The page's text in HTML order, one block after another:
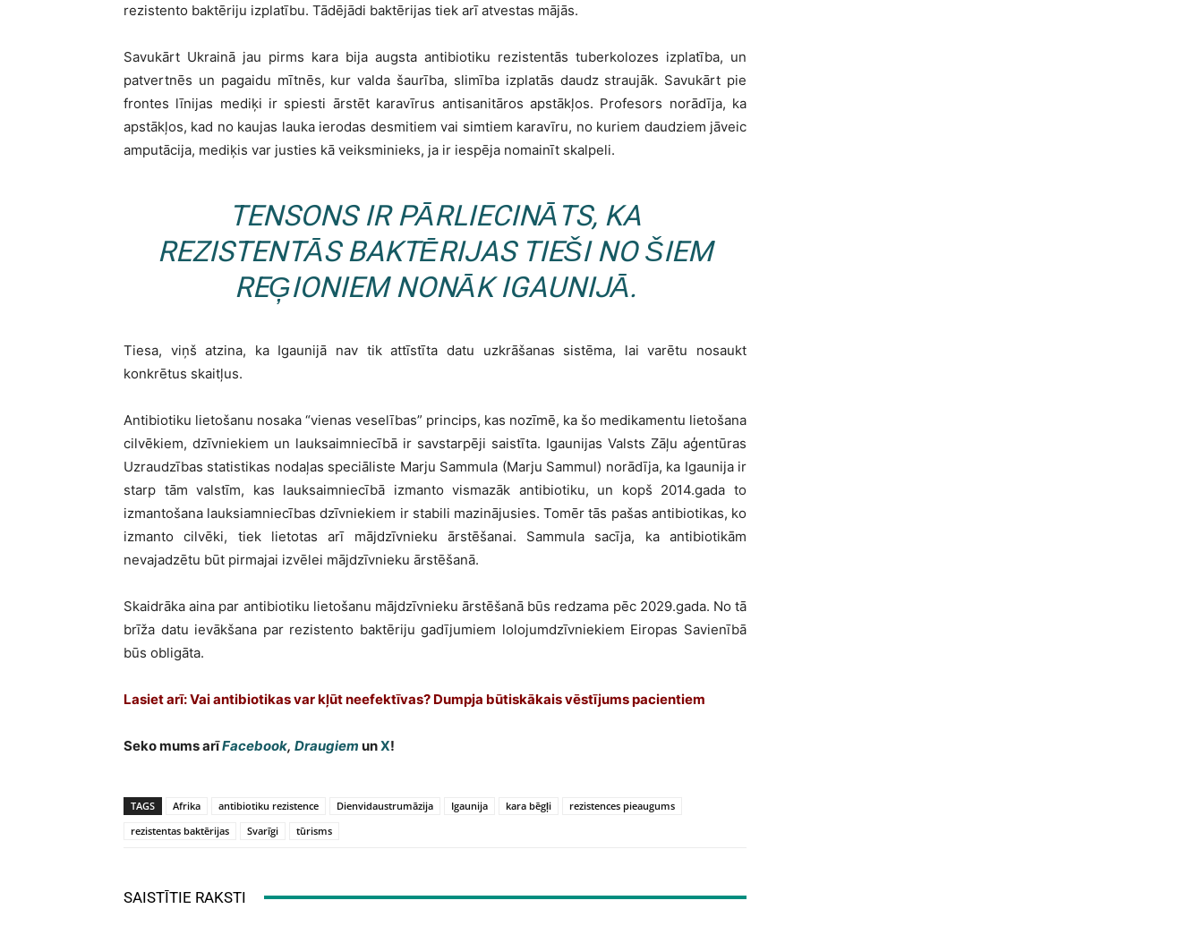
rezistento baktēriju izplatību. Tādējādi baktērijas tiek arī atvestas mājās.
Savukārt Ukrainā jau pirms kara bija augsta antibiotiku rezistentās tuberkolozes izplatība, un
patvertnēs un pagaidu mītnēs, kur valda šaurība, slimība izplatās daudz straujāk. Savukārt pie
frontes līnijas mediķi ir spiesti ārstēt karavīrus antisanitāros apstākļos. Profesors norādīja, ka
apstākļos, kad no kaujas lauka ierodas desmitiem vai simtiem karavīru, no kuriem daudziem jāveic
amputācija, mediķis var justies kā veiksminieks, ja ir iespēja nomainīt skalpeli.
TENSONS IR PĀRLIECINĀTS, KA
REZISTENTĀS BAKTĒRIJAS TIEŠI NO ŠIEM
REĢIONIEM NONĀK IGAUNIJĀ.
Tiesa, viņš atzina, ka Igaunijā nav tik attīstīta datu uzkrāšanas sistēma, lai varētu nosaukt
konkrētus skaitļus.
Antibiotiku lietošanu nosaka “vienas veselības” princips, kas nozīmē, ka šo medikamentu lietošana
cilvēkiem, dzīvniekiem un lauksaimniecībā ir savstarpēji saistīta. Igaunijas Valsts Zāļu aģentūras
Uzraudzības statistikas nodaļas speciāliste Marju Sammula (Marju Sammul) norādīja, ka Igaunija ir
starp tām valstīm, kas lauksaimniecībā izmanto vismazāk antibiotiku, un kopš 2014.gada to
izmantošana lauksiamniecības dzīvniekiem ir stabili mazinājusies. Tomēr tās pašas antibiotikas, ko
izmanto cilvēki, tiek lietotas arī mājdzīvnieku ārstēšanai. Sammula sacīja, ka antibiotikām
nevajadzētu būt pirmajai izvēlei mājdzīvnieku ārstēšanā.
Skaidrāka aina par antibiotiku lietošanu mājdzīvnieku ārstēšanā būs redzama pēc 2029.gada. No tā
brīža datu ievākšana par rezistento baktēriju gadījumiem lolojumdzīvniekiem Eiropas Savienībā
būs obligāta.
Lasiet arī: Vai antibiotikas var kļūt neefektīvas? Dumpja būtiskākais vēstījums pacientiem
Seko mums arīFacebook, Draugiem unX!
TAGS Afrika antibiotiku rezistence Dienvidaustrumāzija Igaunija kara bēgļi
rezistences pieaugums
rezistentas baktērijas
Svarīgi tūrisms
SAISTĪTIE RAKSTI